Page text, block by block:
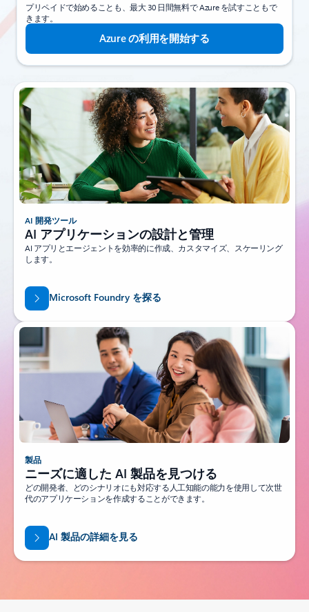
プリペイドで始めることも、最大 30 日間無料で Azure を試すこともで
きます。
Azure の利用を開始する
AI 開発ツール
AI アプリケーションの設計と管理
AI アプリとエージェントを効率的に作成、カスタマイズ、スケーリング
します。
Microsoft Foundry を探る
製品
ニーズに適した AI 製品を見つける
どの開発者、どのシナリオにも対応する人工知能の能力を使用して次世
代のアプリケーションを作成することができます。
AI 製品の詳細を見る